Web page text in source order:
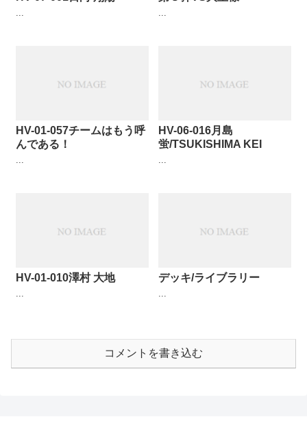
... ...
HV-01-057チームはもう呼
んである！
HV-06-016月島
蛍/TSUKISHIMA KEI
HV-01-010澤村 大地 デッキ/ライブラリー
コメントを書き込む